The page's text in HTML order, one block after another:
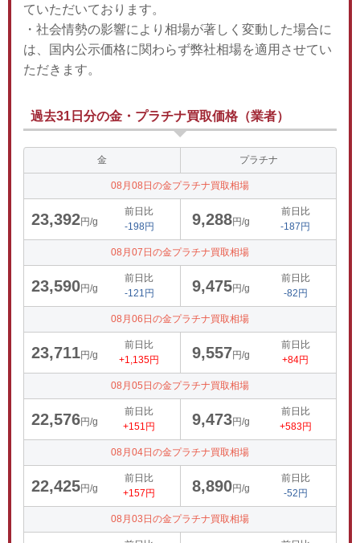
ていただいております。
・社会情勢の影響により相場が著しく変動した場合に
は、国内公示価格に関わらず弊社相場を適用させてい
ただきます。
過去31日分の金・プラチナ買取価格（業者）
金 プラチナ
08月08日の金プラチナ買取相場
23,392円/g
前日比
-198円
9,288円/g
前日比
-187円
08月07日の金プラチナ買取相場
23,590円/g
前日比
-121円
9,475円/g
前日比
-82円
08月06日の金プラチナ買取相場
23,711円/g
前日比
+1,135円
9,557円/g
前日比
+84円
08月05日の金プラチナ買取相場
22,576円/g
前日比
+151円
9,473円/g
前日比
+583円
08月04日の金プラチナ買取相場
22,425円/g
前日比
+157円
8,890円/g
前日比
-52円
08月03日の金プラチナ買取相場